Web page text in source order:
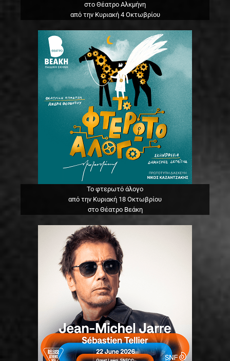
στο Θέατρο Αλκμήνη
από την Κυριακή 4 Οκτωβρίου
Το φτερωτό άλογο
από την Κυριακή 18 Οκτωβρίου
στο Θέατρο Βεάκη